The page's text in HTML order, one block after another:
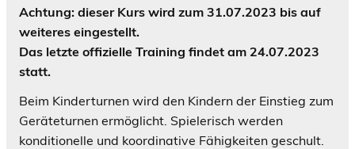
Achtung: dieser Kurs wird zum 31.07.2023 bis auf
weiteres eingestellt.
Das letzte offizielle Training findet am 24.07.2023
statt.
Beim Kinderturnen wird den Kindern der Einstieg zum
Geräteturnen ermöglicht. Spielerisch werden
konditionelle und koordinative Fähigkeiten geschult.